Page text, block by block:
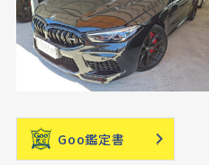
Goo鑑定書